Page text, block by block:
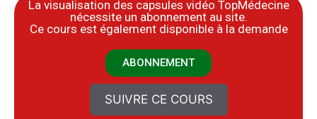
La visualisation des capsules vidéo TopMédecine
nécessite un abonnement au site.
​Ce cours est également disponible à la demande
ABONNEMENT
SUIVRE CE COURS